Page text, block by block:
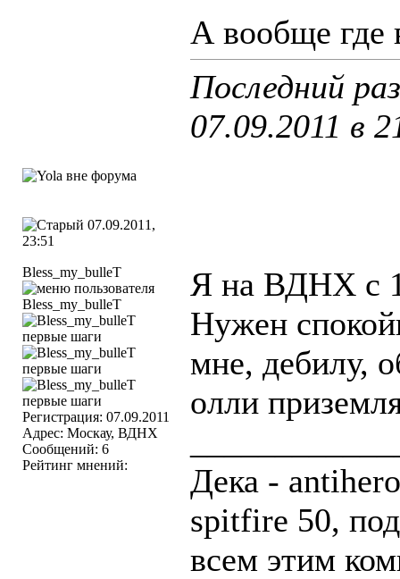
А вообще где
Последний
07.09.2011 в
07.09.2011,
23:51
Bless_my_bulleT
Регистрация: 07.09.2011
Адрес: Москау, ВДНХ
Сообщений: 6
Рейтинг мнений:
Я на ВДНХ с
Нужен
мне, дебилу,
олли
Дека -
spitfire 50,
всем этим